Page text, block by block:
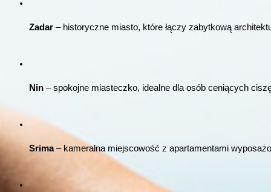
Zadar – historyczne miasto, które łączy zabytkową
Nin – spokojne miasteczko, idealne dla osób ceniących
Srima – kameralna miejscowość z apartamentami